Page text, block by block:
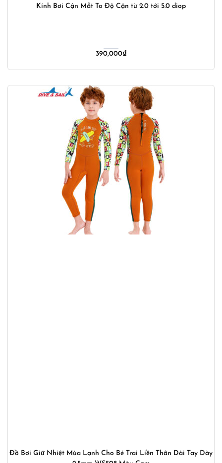
Kính Bơi Cận Mắt To Độ Cận từ 2.0 tới 5.0 diop
390,000₫
Đồ Bơi Giữ Nhiệt Mùa Lạnh Cho Bé Trai Liền Thân Dài Tay Dày